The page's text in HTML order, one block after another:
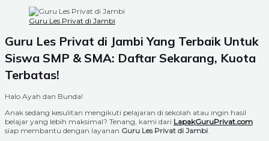
Guru Les Privat di Jambi
Guru Les Privat di Jambi Yang Terbaik Untuk
Siswa SMP & SMA: Daftar Sekarang, Kuota
Terbatas!
Halo Ayah dan Bunda!
Anak sedang kesulitan mengikuti pelajaran di sekolah atau ingin hasil
belajar yang lebih maksimal? Tenang, kami dari LapakGuruPrivat.com
siap membantu dengan layanan Guru Les Privat di Jambi